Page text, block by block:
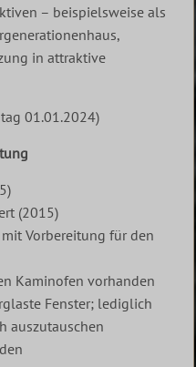
– beispielsweise als
in attraktive
01.01.2024)
(2015)
Vorbereitung für den
Kaminofen vorhanden
Fenster; lediglich
auszutauschen